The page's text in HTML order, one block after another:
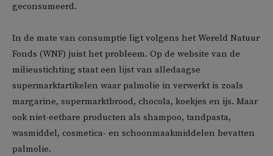
geconsumeerd.
In de mate van consumptie ligt volgens het Wereld Natuur
Fonds (WNF) juist het probleem. Op de website van de
milieustichting staat een lijst van alledaagse
supermarktartikelen waar palmolie in verwerkt is zoals
margarine, supermarktbrood, chocola, koekjes en ijs. Maar
ook niet-eetbare producten als shampoo, tandpasta,
wasmiddel, cosmetica- en schoonmaakmiddelen bevatten
palmolie.